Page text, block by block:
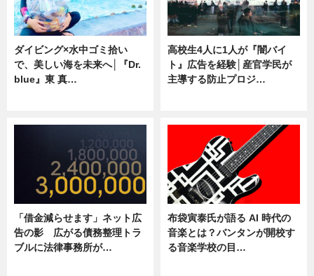
ダイビング×水中ゴミ拾い
で、美しい海を未来へ│『Dr.
blue』東 真…
高校生4人に1人が『闇バイ
ト』広告を経験│産官学民が
主導する防止プロジ…
「借金減らせます」ネット広
告の影 広がる債務整理トラ
ブルに法律事務所が…
布袋寅泰氏が語る AI 時代の
音楽とは？バンタンが開校す
る音楽学校の目…